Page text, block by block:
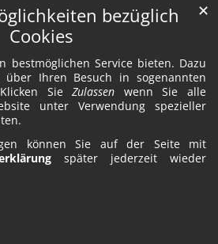
bezüglich
Cookies
bestmöglichen Service bieten. Dazu
über Ihren Besuch in sogenannten
Klicken SieZulassen wenn Sie alle
unter Verwendung spezieller
können Sie auf der Seite mit
später jederzeit wieder
✕